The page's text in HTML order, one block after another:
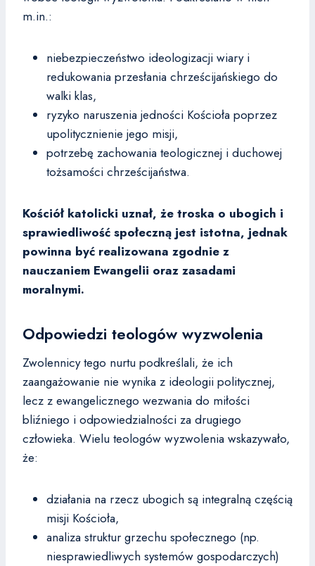
m.in.:
niebezpieczeństwo ideologizacji wiary i
redukowania przesłania chrześcijańskiego do
walki klas,
ryzyko naruszenia jedności Kościoła poprzez
upolitycznienie jego misji,
potrzebę zachowania teologicznej i duchowej
tożsamości chrześcijaństwa.
Kościół katolicki uznał, że troska o ubogich i
sprawiedliwość społeczną jest istotna, jednak
powinna być realizowana zgodnie z
nauczaniem Ewangelii oraz zasadami
moralnymi.
Odpowiedzi teologów wyzwolenia
Zwolennicy tego nurtu podkreślali, że ich
zaangażowanie nie wynika z ideologii politycznej,
lecz z ewangelicznego wezwania do miłości
bliźniego i odpowiedzialności za drugiego
człowieka. Wielu teologów wyzwolenia wskazywało,
że:
działania na rzecz ubogich są integralną częścią
misji Kościoła,
analiza struktur grzechu społecznego (np.
niesprawiedliwych systemów gospodarczych)